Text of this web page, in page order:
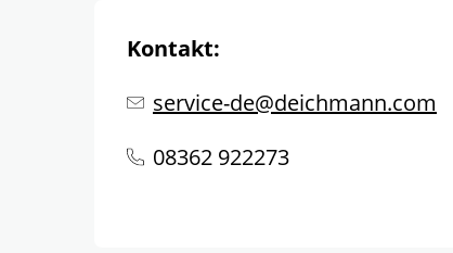
Kontakt:
service-de@deichmann.com
08362 922273